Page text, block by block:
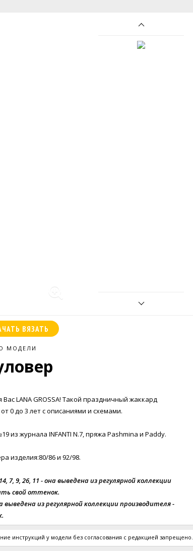
ВЯЗАТЬ
МОДЕЛИ
LANA GROSSA! Такой праздничный жаккард
0 до 3 лет с описаниями и схемами.
журнала INFANTI N.7, пряжа Pashmina и Paddy.
изделия:80/86 и 92/98.
9, 26, 11 - она выведена из регулярной коллекции
свой оттенок.
из регулярной коллекции производителя -
инструкций у модели без согласования с редакцией запрещено.